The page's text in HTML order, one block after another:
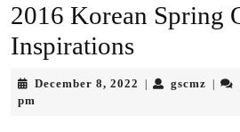
2016 Korean Spring
Inspirations
December 8, 2022 December
gscmz
pm